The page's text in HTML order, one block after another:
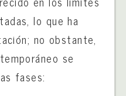
lo que ha
no obstante,
se
fases: